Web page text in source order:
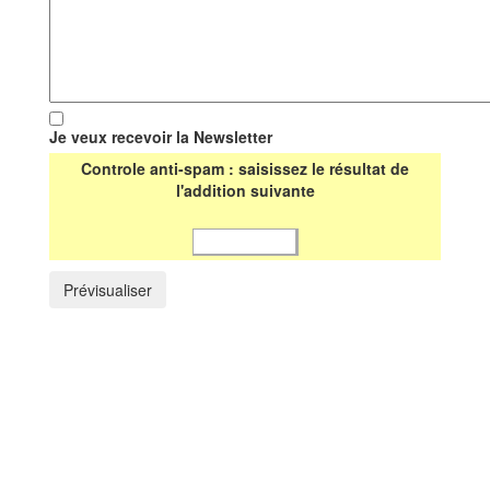
Je veux recevoir la Newsletter
Controle anti-spam : saisissez le résultat de
l'addition suivante